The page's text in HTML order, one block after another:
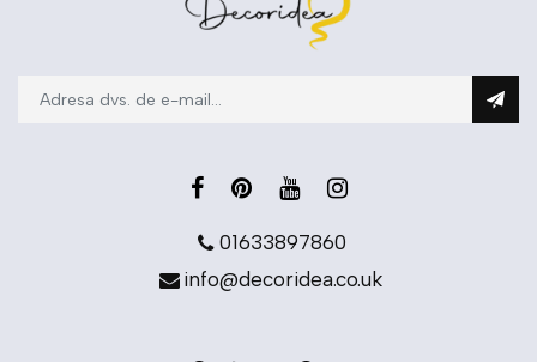
01633897860
info@decoridea.co.uk